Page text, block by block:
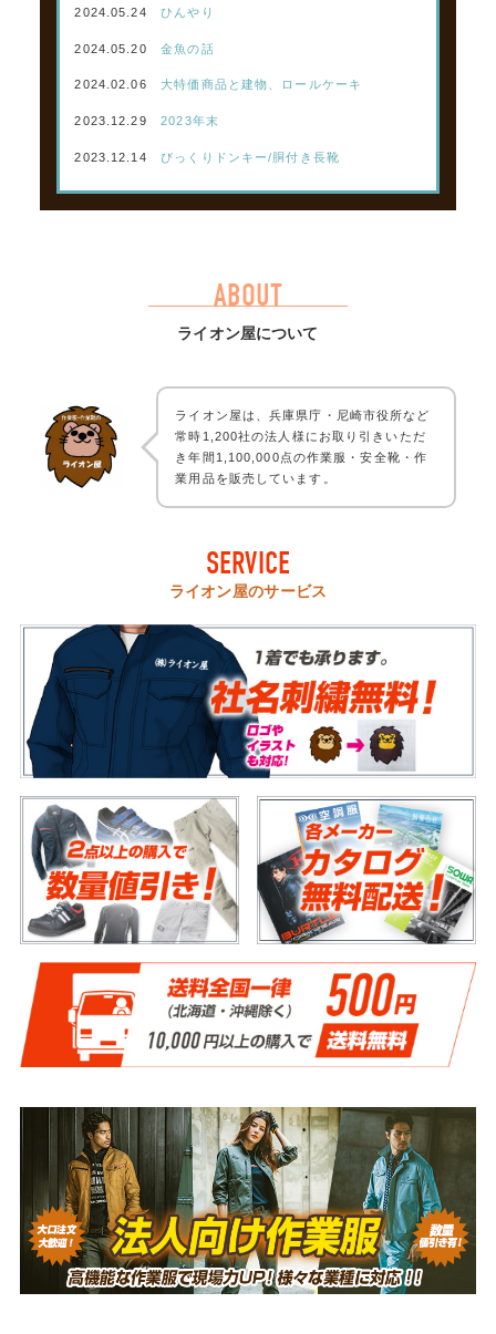
2024.05.24 ひんやり
2024.05.20 金魚の話
2024.02.06 大特価商品と建物、ロールケーキ
2023.12.29 2023年末
2023.12.14 びっくりドンキー/胴付き長靴
ABOUT
ライオン屋について
ライオン屋は、兵庫県庁・尼崎市役所など
常時1,200社の法人様にお取り引きいただ
き年間1,100,000点の作業服・安全靴・作
業用品を販売しています。
SERVICE
ライオン屋のサービス